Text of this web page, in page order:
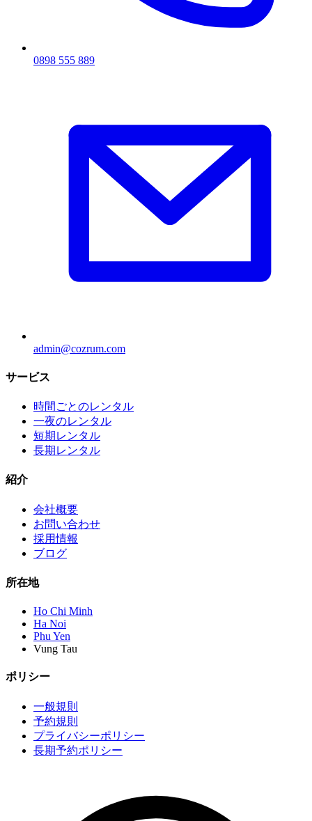
0898 555 889
admin@cozrum.com
サービス
時間ごとのレンタル
一夜のレンタル
短期レンタル
長期レンタル
紹介
会社概要
お問い合わせ
採用情報
ブログ
所在地
Ho Chi Minh
Ha Noi
Phu Yen
Vung Tau
ポリシー
一般規則
予約規則
プライバシーポリシー
長期予約ポリシー